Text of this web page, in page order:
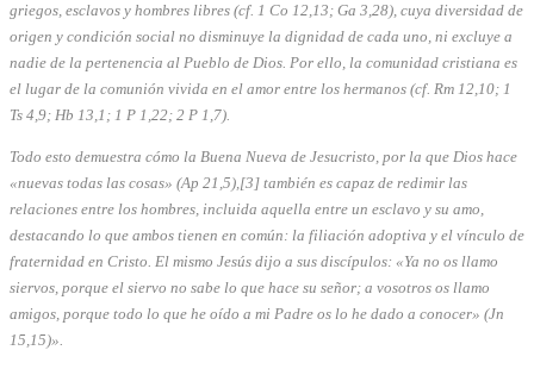
griegos, esclavos y hombres libres (cf. 1 Co 12,13; Ga 3,28), cuya diversidad de
origen y condición social no disminuye la dignidad de cada uno, ni excluye a
nadie de la pertenencia al Pueblo de Dios. Por ello, la comunidad cristiana es
el lugar de la comunión vivida en el amor entre los hermanos (cf. Rm 12,10; 1
Ts 4,9; Hb 13,1; 1 P 1,22; 2 P 1,7).
Todo esto demuestra cómo la Buena Nueva de Jesucristo, por la que Dios hace
«nuevas todas las cosas» (Ap 21,5),[3] también es capaz de redimir las
relaciones entre los hombres, incluida aquella entre un esclavo y su amo,
destacando lo que ambos tienen en común: la filiación adoptiva y el vínculo de
fraternidad en Cristo. El mismo Jesús dijo a sus discípulos: «Ya no os llamo
siervos, porque el siervo no sabe lo que hace su señor; a vosotros os llamo
amigos, porque todo lo que he oído a mi Padre os lo he dado a conocer» (Jn
15,15)».